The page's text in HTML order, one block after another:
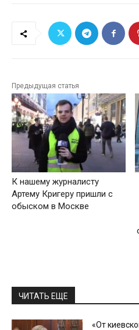
Предыдущая статья
К нашему журналисту
Артему Кригеру пришли с
обыском в Москве
ЧИТАТЬ ЕЩЕ
«От